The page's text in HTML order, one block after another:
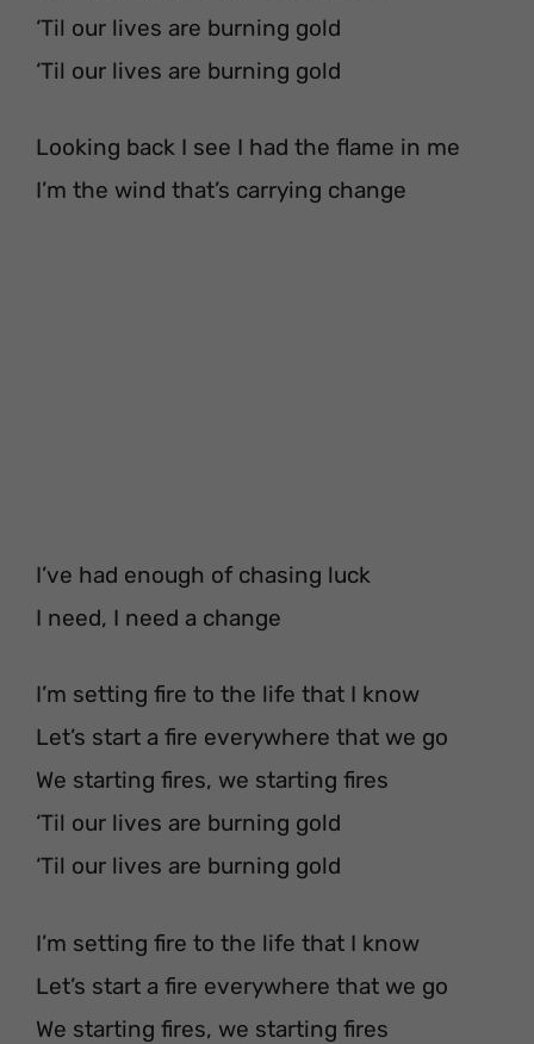
‘Til our lives are burning gold
‘Til our lives are burning gold
Looking back I see I had the flame in me
I’m the wind that’s carrying change
I’ve had enough of chasing luck
I need, I need a change
I’m setting fire to the life that I know
Let’s start a fire everywhere that we go
We starting fires, we starting fires
‘Til our lives are burning gold
‘Til our lives are burning gold
I’m setting fire to the life that I know
Let’s start a fire everywhere that we go
We starting fires, we starting fires